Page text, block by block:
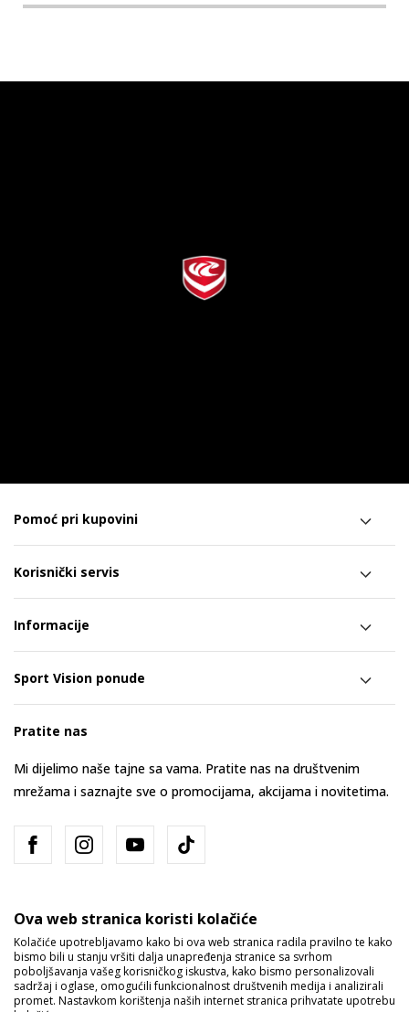
Pomoć pri kupovini
Korisnički servis
Informacije
Sport Vision ponude
Pratite nas
Mi dijelimo naše tajne sa vama. Pratite nas na društvenim
mrežama i saznajte sve o promocijama, akcijama i novitetima.
Bosna i Hercegovina Promijenite
Ova web stranica koristi kolačiće
Kolačiće upotrebljavamo kako bi ova web stranica radila pravilno te kako
bismo bili u stanju vršiti dalja unapređenja stranice sa svrhom
poboljšavanja vašeg korisničkog iskustva, kako bismo personalizovali
sadržaj i oglase, omogućili funkcionalnost društvenih medija i analizirali
promet. Nastavkom korištenja naših internet stranica prihvatate upotrebu